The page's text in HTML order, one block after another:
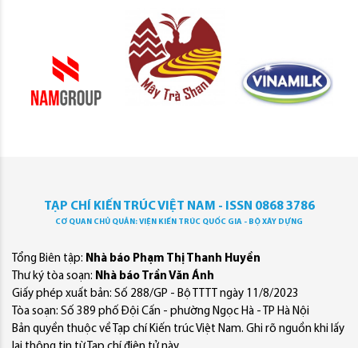
TẠP CHÍ KIẾN TRÚC VIỆT NAM - ISSN 0868 3786
CƠ QUAN CHỦ QUẢN: VIỆN KIẾN TRÚC QUỐC GIA - BỘ XÂY DỰNG
Tổng Biên tập: Nhà báo Phạm Thị Thanh Huyền
Thư ký tòa soạn: Nhà báo Trần Văn Ánh
Giấy phép xuất bản: Số 288/GP - Bộ TTTT ngày 11/8/2023
Tòa soạn: Số 389 phố Đội Cấn - phường Ngọc Hà - TP Hà Nội
Bản quyền thuộc về Tạp chí Kiến trúc Việt Nam. Ghi rõ nguồn khi lấy